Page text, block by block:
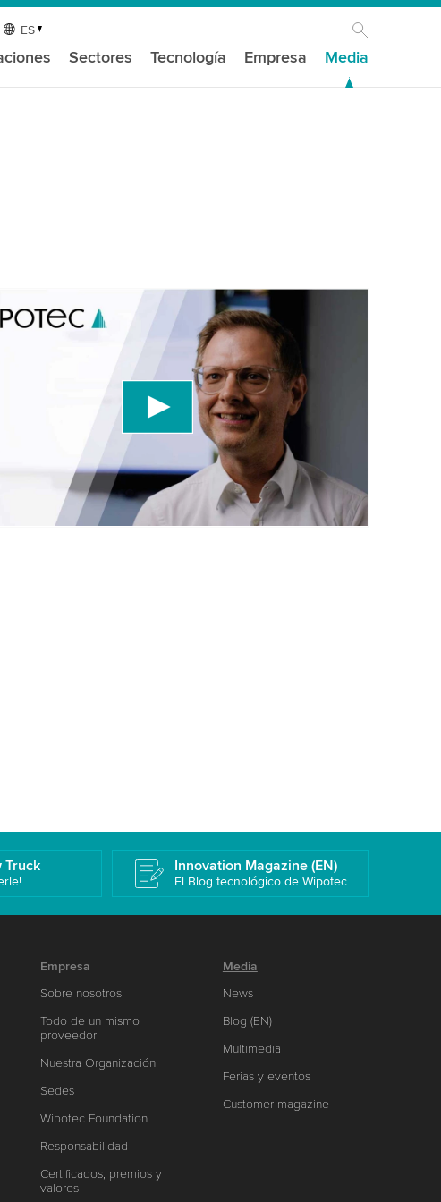
ES
Sectores Tecnología Empresa Media
tu consentimiento para cargar el
un servicio de terceros para incrustar contenido
que puede recopilar datos sobre tu actividad. Por
revisa los detalles y acepta el servicio para ver este
Más información
Truck Innovation Magazine (EN)
El Blog tecnológico de Wipotec
Empresa
Sobre nosotros
Todo de un mismo
proveedor
Nuestra Organización
Sedes
Wipotec Foundation
Responsabilidad
Certificados, premios y
valores
Media
News
Blog (EN)
Multimedia
Ferias y eventos
Customer magazine